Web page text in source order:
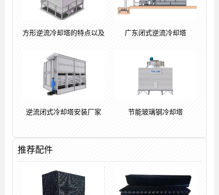
方形逆流冷却塔的特点以及 广东闭式逆流冷却塔
逆流闭式冷却塔安装厂家 节能玻璃钢冷却塔
推荐配件